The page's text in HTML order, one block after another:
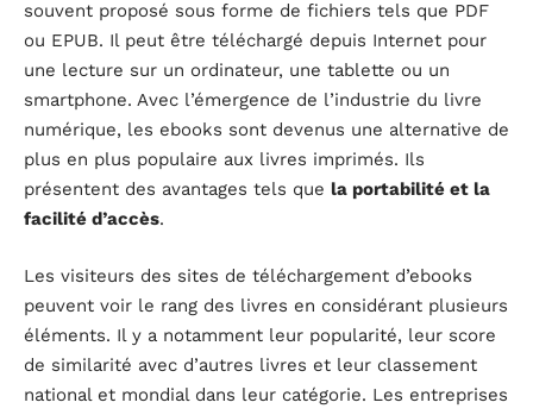
souvent proposé sous forme de fichiers tels que PDF
ou EPUB. Il peut être téléchargé depuis Internet pour
une lecture sur un ordinateur, une tablette ou un
smartphone. Avec l’émergence de l’industrie du livre
numérique, les ebooks sont devenus une alternative de
plus en plus populaire aux livres imprimés. Ils
présentent des avantages tels que la portabilité et la
facilité d’accès.
Les visiteurs des sites de téléchargement d’ebooks
peuvent voir le rang des livres en considérant plusieurs
éléments. Il y a notamment leur popularité, leur score
de similarité avec d’autres livres et leur classement
national et mondial dans leur catégorie. Les entreprises